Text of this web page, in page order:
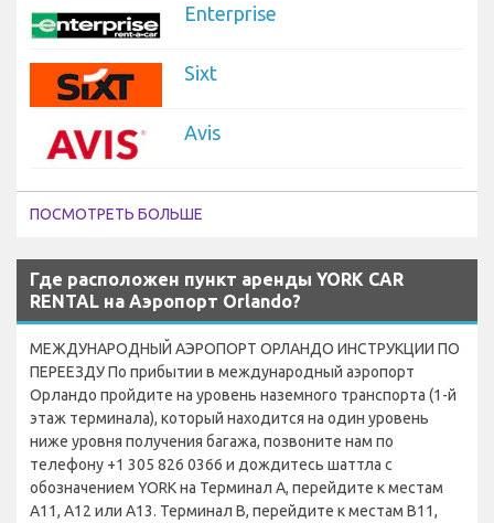
Enterprise
Sixt
Avis
ПОСМОТРЕТЬ БОЛЬШЕ
Где расположен пункт аренды YORK CAR
RENTAL на Аэропорт Orlando?
МЕЖДУНАРОДНЫЙ АЭРОПОРТ ОРЛАНДО ИНСТРУКЦИИ ПО
ПЕРЕЕЗДУ По прибытии в международный аэропорт
Орландо пройдите на уровень наземного транспорта (1-й
этаж терминала), который находится на один уровень
ниже уровня получения багажа, позвоните нам по
телефону +1 305 826 0366 и дождитесь шаттла с
обозначением YORK на Терминал A, перейдите к местам
A11, A12 или A13. Терминал B, перейдите к местам B11,